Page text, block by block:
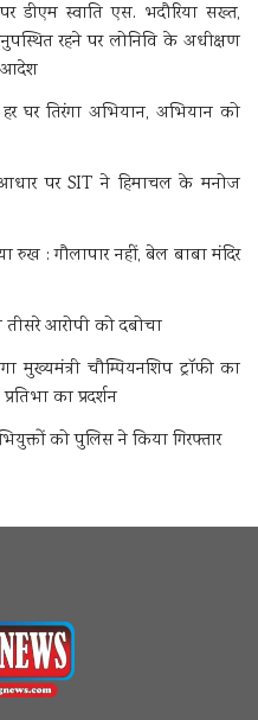
स्वाति एस. भदौरिया सख्त,
रहने पर लोनिवि के अधीक्षण
आदेश
घर तिरंगा अभियान, अभियान को
आधार पर SIT ने हिमाचल के मनोज
रुख : गौलापार नहीं, बेल बाबा मंदिर
तीसरे आरोपी को दबोचा
चौम्पियनशिप ट्रॉफी का
का प्रदर्शन
को पुलिस ने किया गिरफ्तार